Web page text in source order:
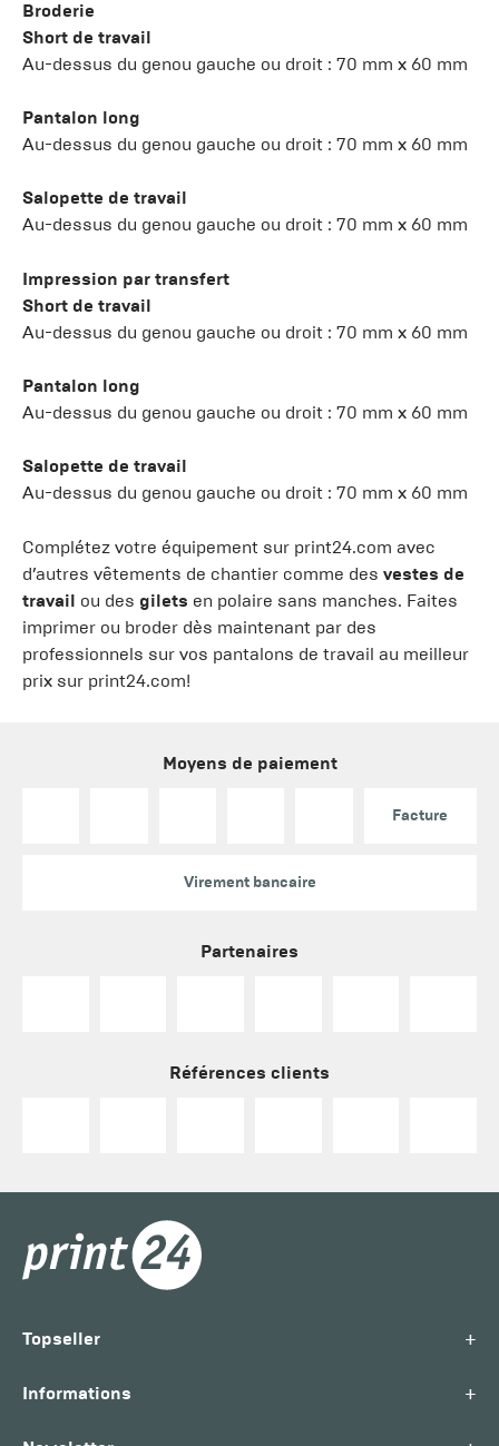
Broderie
Short de travail
Au-dessus du genou gauche ou droit : 70 mm x 60 mm
Pantalon long
Au-dessus du genou gauche ou droit : 70 mm x 60 mm
Salopette de travail
Au-dessus du genou gauche ou droit : 70 mm x 60 mm
Impression par transfert
Short de travail
Au-dessus du genou gauche ou droit : 70 mm x 60 mm
Pantalon long
Au-dessus du genou gauche ou droit : 70 mm x 60 mm
Salopette de travail
Au-dessus du genou gauche ou droit : 70 mm x 60 mm
Complétez votre équipement sur print24.com avec
d’autres vêtements de chantier comme des vestes de
travail ou des gilets en polaire sans manches. Faites
imprimer ou broder dès maintenant par des
professionnels sur vos pantalons de travail au meilleur
prix sur print24.com!
Moyens de paiement
Facture
Virement bancaire
Partenaires
Références clients
Topseller +
Informations +